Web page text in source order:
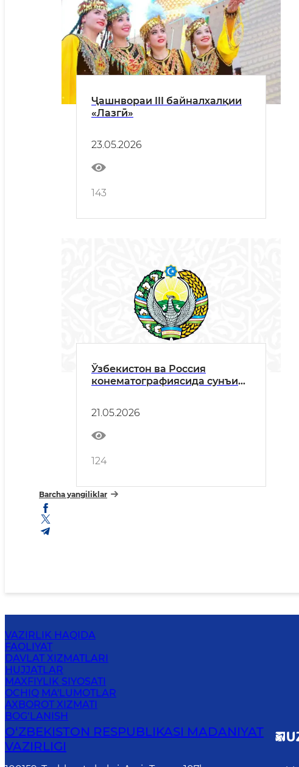
Ҷашнвораи III байналхалқии
«Лазгӣ»
23.05.2026
143
Ўзбекистон ва Россия
конематографиясида сунъий
21.05.2026
124
Barcha yangiliklar
VAZIRLIK HAQIDA
FAOLIYAT
DAVLAT XIZMATLARI
HUJJATLAR
MAXFIYLIK SIYOSATI
OCHIQ MA'LUMOTLAR
AXBOROT XIZMATI
BOG‘LANISH
O‘ZBEKISTON RESPUBLIKASI MADANIYAT
VAZIRLIGI